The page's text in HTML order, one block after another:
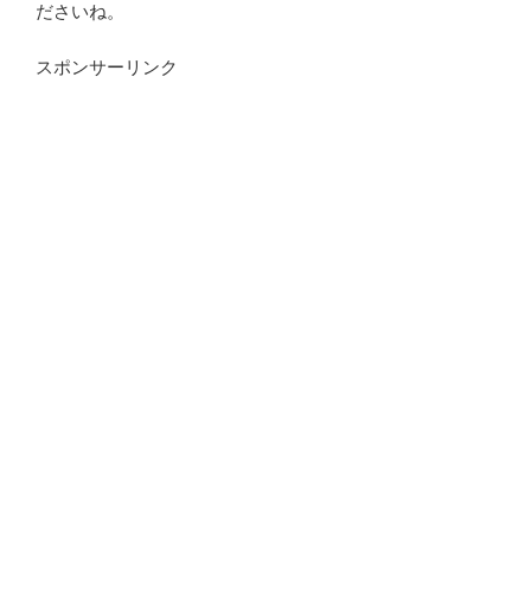
ださいね。
スポンサーリンク